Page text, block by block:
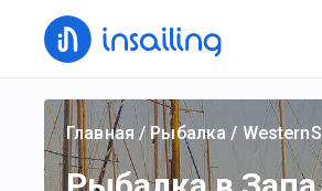
Главная/Рыбалка /